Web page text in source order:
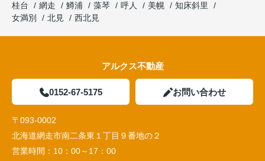
桂台
網走 鱒浦 藻琴 呼人 美幌
知床斜里
女満別
北見 西北見
アルクス不動産
0152-67-5175 お問い合わせ
〒093-0002
北海道網走市南二条東１丁目９番地の２
営業時間： 10：00～17：00